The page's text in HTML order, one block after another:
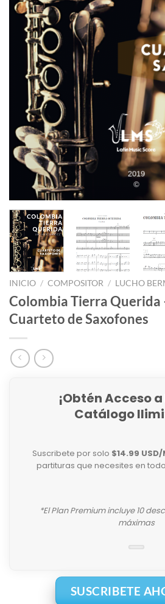
INICIO / COMPOSITOR / LUCHO
Colombia Tierra Querida
Cuarteto de Saxofones
¡Obtén Acceso
Catálogo
Suscribete por solo $14.99 USD/
partituras que necesites en
*El Plan Premium incluye 10
máximas
SUSCRIBETE